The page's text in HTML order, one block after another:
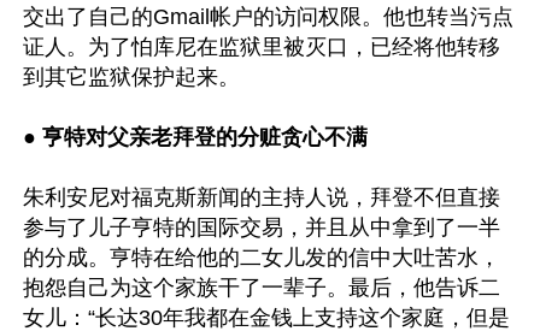
交出了自己的Gmail帐户的访问权限。他也转当污点
证人。为了怕库尼在监狱里被灭口，已经将他转移
到其它监狱保护起来。
● 亨特对父亲老拜登的分赃贪心不满
朱利安尼对福克斯新闻的主持人说，拜登不但直接
参与了儿子亨特的国际交易，并且从中拿到了一半
的分成。亨特在给他的二女儿发的信中大吐苦水，
抱怨自己为这个家族干了一辈子。最后，他告诉二
女儿：“长达30年我都在金钱上支持这个家庭，但是